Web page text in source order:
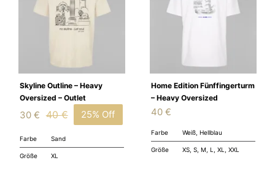
Skyline Outline – Heavy
Oversized – Outlet
40€
Ursprünglicher
30 €
Aktueller
25% Off
Farbe Sand
Größe XL
Home Edition Fünffingerturm
– Heavy Oversized
40 €
Farbe Weiß, Hellblau
Größe XS, S, M, L, XL, XXL